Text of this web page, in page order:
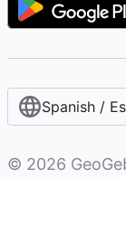
Spanish /
© 2026